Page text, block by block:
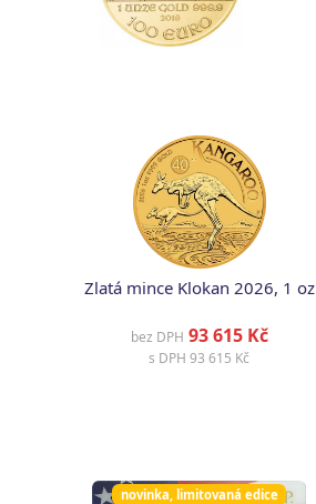
Zlatá mince Klokan 2026, 1 oz
bez DPH 93 615 Kč
s DPH 93 615 Kč
novinka, limitovaná edice